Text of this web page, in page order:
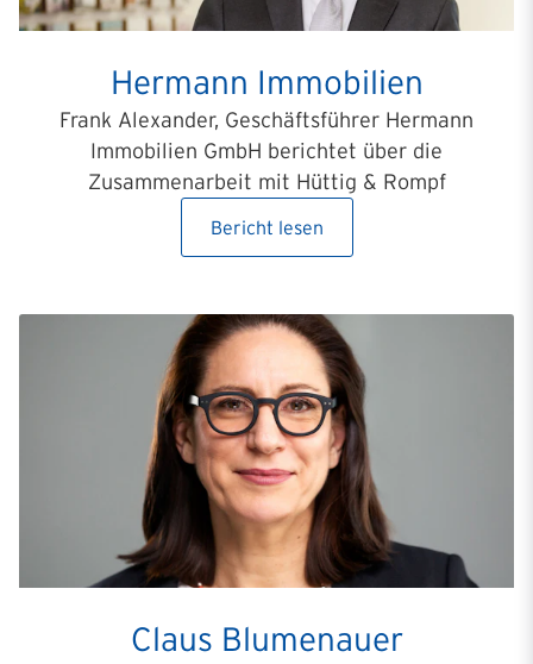
Hermann Immobilien
Frank Alexander, Geschäftsführer Hermann
Immobilien GmbH berichtet über die
Zusammenarbeit mit Hüttig & Rompf
Bericht lesen
Claus Blumenauer